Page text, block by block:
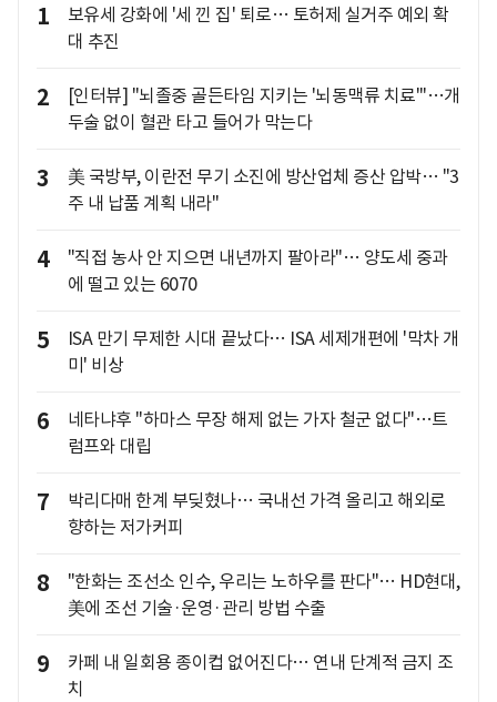
1
보유세 강화에 '세 낀 집' 퇴로… 토허제 실거주 예외 확
대 추진
2
[인터뷰] "뇌졸중 골든타임 지키는 '뇌동맥류 치료'"…개
두술 없이 혈관 타고 들어가 막는다
3
美 국방부, 이란전 무기 소진에 방산업체 증산 압박… "3
주 내 납품 계획 내라"
4
"직접 농사 안 지으면 내년까지 팔아라"… 양도세 중과
에 떨고 있는 6070
5
ISA 만기 무제한 시대 끝났다… ISA 세제개편에 '막차 개
미' 비상
6
네타냐후 "하마스 무장 해제 없는 가자 철군 없다"…트
럼프와 대립
7
박리다매 한계 부딪혔나… 국내선 가격 올리고 해외로
향하는 저가커피
8
"한화는 조선소 인수, 우리는 노하우를 판다"… HD현대,
美에 조선 기술·운영·관리 방법 수출
9
카페 내 일회용 종이컵 없어진다… 연내 단계적 금지 조
치